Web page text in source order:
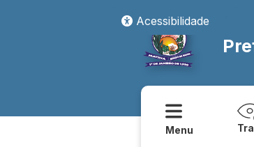
Acessibilidade
Menu